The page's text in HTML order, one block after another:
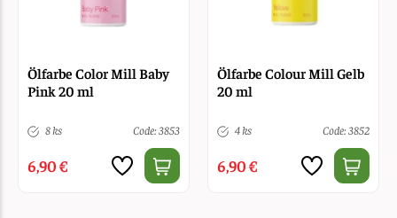
Ölfarbe Color Mill Baby
Pink 20 ml
8 ks Code: 3853
6,90 €
Ölfarbe Colour Mill Gelb
20 ml
4 ks Code: 3852
6,90 €